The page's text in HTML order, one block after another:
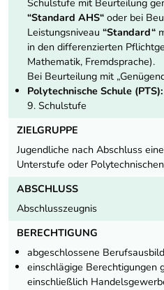
Schulstufe mit Beurteilung
“Standard AHS“ oder bei
Leistungsniveau “Standard“
in den differenzierten
Mathematik, Fremdsprache).
Bei Beurteilung mit
Polytechnische Schule (PTS):
9. Schulstufe
ZIELGRUPPE
Jugendliche nach Abschluss
Unterstufe oder
ABSCHLUSS
Abschlusszeugnis
BERECHTIGUNG
abgeschlossene
einschlägige Berechtigungen
einschließlich